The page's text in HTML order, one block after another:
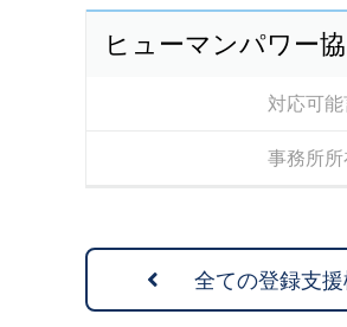
ヒューマンパワー
対応可
事務所
全ての登録支